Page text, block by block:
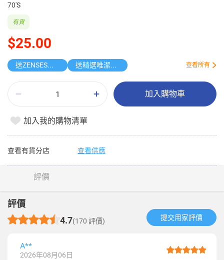
70'S
$25.00
有貨
送ZENSES迷你鎖匙扣相機 送精選唯潔雅原箱紙品 查看所有
加入購物車
加入我的購物清單
查看有貨分店 查看供應
評價
評價
4.7(170 評價) 提交用家評價​
A**
2026年08月06日